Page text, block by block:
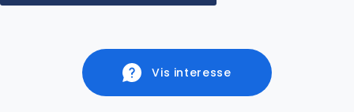
Vis interesse